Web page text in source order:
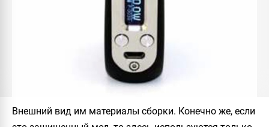
Внешний вид им материалы сборки. Конечно же, если